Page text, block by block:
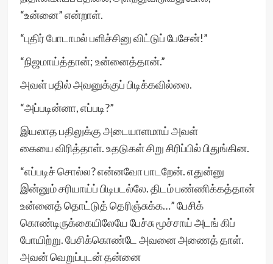
“உன்னை” என்றாள்.
“புதிர் போடாமல் பளிச்சினு விட்டுப் பேசேன்!”
“நிஜமாய்த்தான்; உன்னைத்தான்.”
அவள் பதில் அவனுக்குப் பிடிக்கவில்லை.
“அப்படின்னா, எப்படி?”
இயலாத பதிலுக்கு அடையாளமாய் அவள்
கையை விரித்தாள். உதடுகள் சிறு சிரிப்பில் பிதுங்கின.
“எப்படிச் சொல்ல? என்னவோ பாடறேன். எதுன்னு
இன்னும் சரியாய்ப் பிடிபடல்லே. திடம் பண்ணிக்கத்தான்
உன்னைத் தொட்டுத் தெரிஞ்சுக்க…” பேசிக்
கொண்டிருக்கையிலேயே பேச்சு மூச்சாய் அடங் கிப்
போயிற்று. பேசிக்கொண்டே அவனை அணைத் தாள்.
அவன் வெறுப்புடன் தன்னை